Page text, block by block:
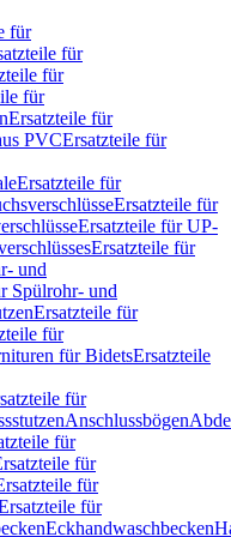
für
für
für
für
Ersatzteile für
PVCErsatzteile für
Ersatzteile für
Ersatzteile für
Ersatzteile für UP-
Ersatzteile für
und
Spülrohr- und
Ersatzteile für
für
für BidetsErsatzteile
für
Anschlussbögen
für
für
für
für
Eckhandwaschbecken